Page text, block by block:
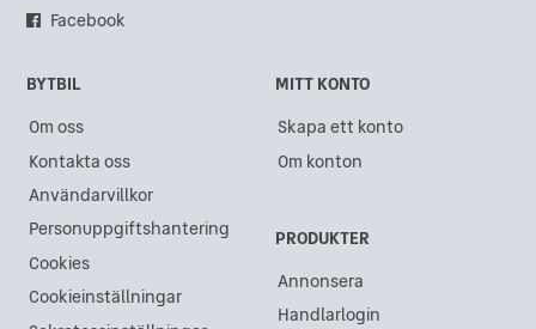
Facebook
BYTBIL
Om oss
Kontakta oss
Användarvillkor
Personuppgiftshantering
Cookies
Cookieinställningar
MITT KONTO
Skapa ett konto
Om konton
PRODUKTER
Annonsera
Handlarlogin